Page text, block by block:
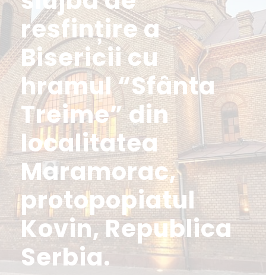
resfințire a
Bisericii cu
hramul “Sfânta
Treime” din
localitatea
Maramorac,
protopopiatul
Kovin, Republica
Serbia.